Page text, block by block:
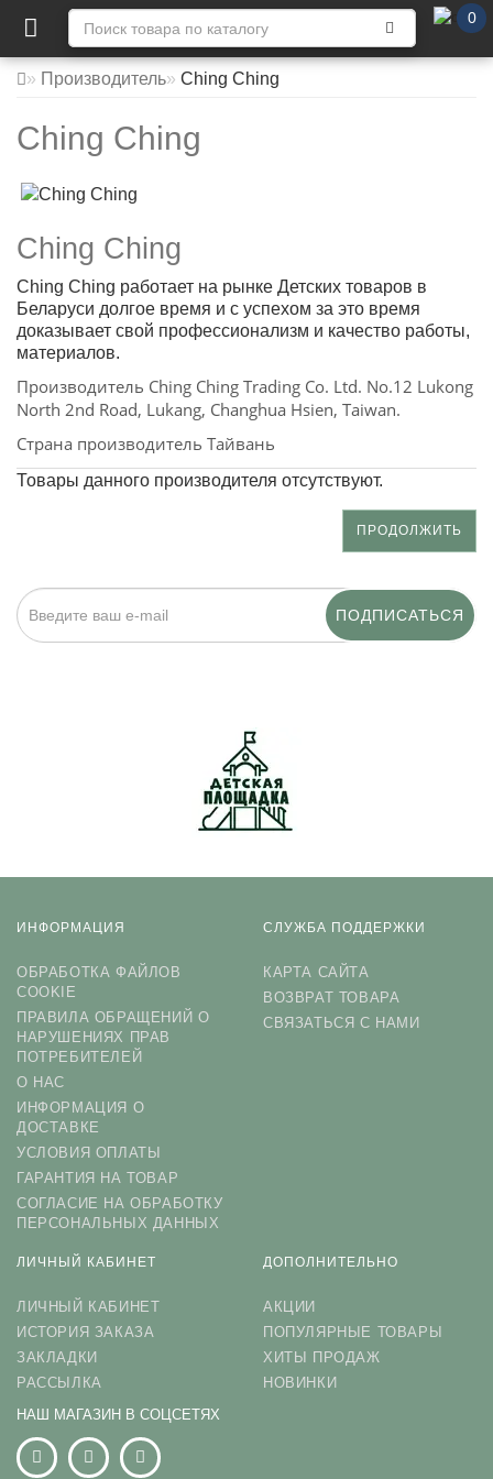
0
Производитель Ching Ching
Ching Ching
Ching Ching
Ching Ching работает на рынке Детских товаров в
Беларуси долгое время и с успехом за это время
доказывает свой профессионализм и качество работы,
материалов.
Производитель Ching Ching Trading Co. Ltd. No.12 Lukong
North 2nd Road, Lukang, Changhua Hsien, Taiwan.
Страна производитель Тайвань
Товары данного производителя отсутствуют.
ПРОДОЛЖИТЬ
ПОДПИСАТЬСЯ
ИНФОРМАЦИЯ
ОБРАБОТКА ФАЙЛОВ
COOKIE
ПРАВИЛА ОБРАЩЕНИЙ О
НАРУШЕНИЯХ ПРАВ
ПОТРЕБИТЕЛЕЙ
О НАС
ИНФОРМАЦИЯ О
ДОСТАВКЕ
УСЛОВИЯ ОПЛАТЫ
ГАРАНТИЯ НА ТОВАР
СОГЛАСИЕ НА ОБРАБОТКУ
ПЕРСОНАЛЬНЫХ ДАННЫХ
СЛУЖБА ПОДДЕРЖКИ
КАРТА САЙТА
ВОЗВРАТ ТОВАРА
СВЯЗАТЬСЯ С НАМИ
ЛИЧНЫЙ КАБИНЕТ
ЛИЧНЫЙ КАБИНЕТ
ИСТОРИЯ ЗАКАЗА
ЗАКЛАДКИ
РАССЫЛКА
ДОПОЛНИТЕЛЬНО
АКЦИИ
ПОПУЛЯРНЫЕ ТОВАРЫ
ХИТЫ ПРОДАЖ
НОВИНКИ
НАШ МАГАЗИН В СОЦСЕТЯХ